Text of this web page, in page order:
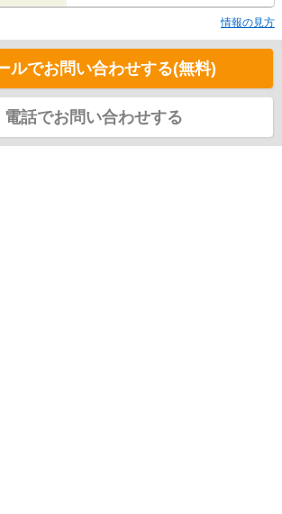
情報の見方
ルでお問い合わせする(無料)
電話でお問い合わせする